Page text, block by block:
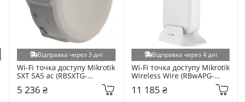
Відправка через 3 дні
Wi-Fi точка доступу Mikrotik
SXT SA5 ac (RBSXTG-
5 236 ₴
Відправка через 4 дні
Wi-Fi точка доступу Mikrotik
Wireless Wire (RBwAPG-
11 185 ₴